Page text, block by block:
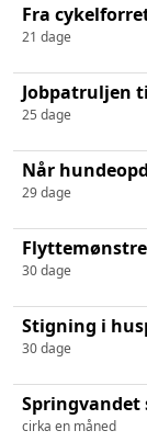
Fra
21 dage
Jobpatruljen
25 dage
Når
29 dage
Flyttemønstre
30 dage
Stigning i
30 dage
Springvandet
cirka en måned